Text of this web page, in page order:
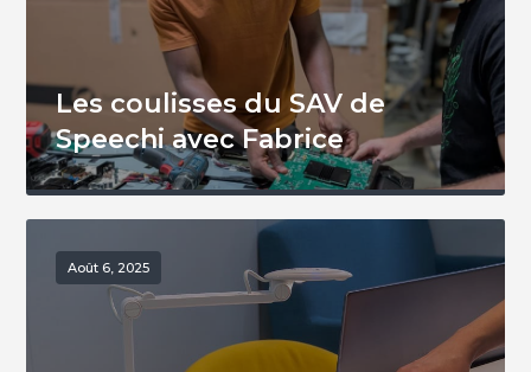
Les coulisses du SAV de
Speechi avec Fabrice
Août 6, 2025